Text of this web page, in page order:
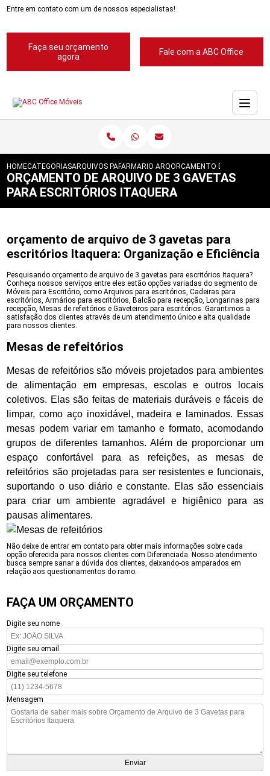
Entre em contato com um de nossos especialistas!
Faça seu orçamento
agora
Fale com a ABC Office
HOMECATEGORIASARQUIVOS PARA ESCRITORIOS
ARMARIO ARQUIVO PARA ESCRITORIO
ORCAMENTO DE ARQUIVO
ORÇAMENTO DE ARQUIVO DE 3 GAVETAS
PARA ESCRITÓRIOS ITAQUERA
orçamento de arquivo de 3 gavetas para
escritórios Itaquera: Organização e Eficiência
Pesquisando orçamento de arquivo de 3 gavetas para escritórios Itaquera?
Conheça nossos serviços entre eles estão opções variadas do segmento de
Móveis para Escritório, como Arquivos para escritórios, Cadeiras para
escritórios, Armários para escritórios, Balcão para recepção, Longarinas para
recepção, Mesas de refeitórios e Gaveteiros para escritórios. Garantimos a
satisfação dos clientes através de um atendimento único e alta qualidade
para nossos clientes.
Mesas de refeitórios
Mesas de refeitórios são móveis projetados para ambientes
de alimentação em empresas, escolas e outros locais
coletivos. Elas são feitas de materiais duráveis e fáceis de
limpar, como aço inoxidável, madeira e laminados. Essas
mesas podem variar em tamanho e formato, acomodando
grupos de diferentes tamanhos. Além de proporcionar um
espaço confortável para as refeições, as mesas de
refeitórios são projetadas para ser resistentes e funcionais,
suportando o uso diário e constante. Elas são essenciais
para criar um ambiente agradável e higiênico para as
pausas alimentares.
Não deixe de entrar em contato para obter mais informações sobre cada
opção oferecida para nossos clientes com Diferenciada. Nosso atendimento
busca sempre sanar a dúvida dos clientes, deixando-os amparados em
relação aos questionamentos do ramo.
FAÇA UM ORÇAMENTO
Digite seu nome
Digite seu email
Digite seu telefone
Mensagem